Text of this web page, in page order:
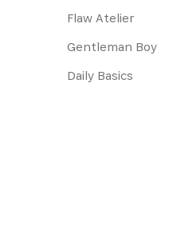
Flaw Atelier
Gentleman Boy
Daily Basics